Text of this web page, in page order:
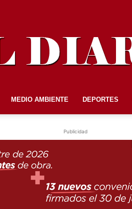
DIARIO
MEDIO AMBIENTE DEPORTES
Publicidad